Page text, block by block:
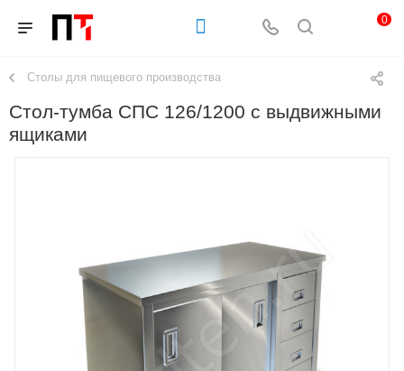
0
Столы для пищевого производства
Стол-тумба СПС 126/1200 с выдвижными
ящиками